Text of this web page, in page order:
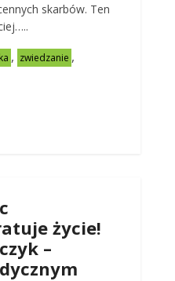
skarbów. Ten
, zwiedzanie ,
życie!
–